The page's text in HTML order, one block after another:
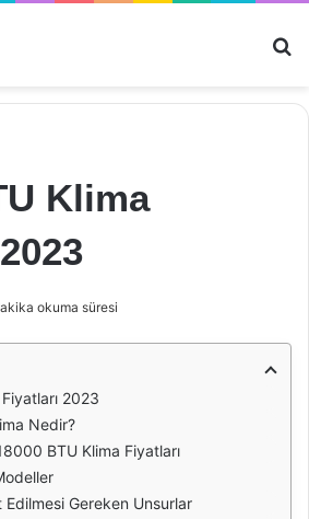
Klima
okuma süresi
2023
Nedir?
BTU Klima Fiyatları
Edilmesi Gereken Unsurlar